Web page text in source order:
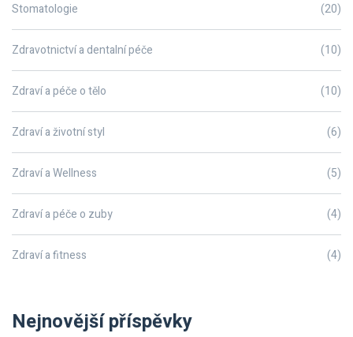
Stomatologie (20)
Zdravotnictví a dentalní péče (10)
Zdraví a péče o tělo (10)
Zdraví a životní styl (6)
Zdraví a Wellness (5)
Zdraví a péče o zuby (4)
Zdraví a fitness (4)
Nejnovější příspěvky